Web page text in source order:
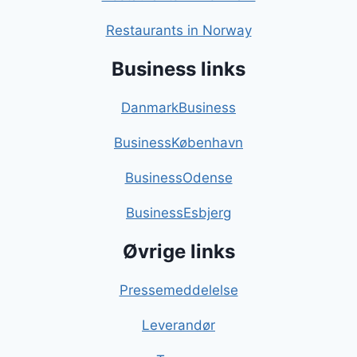
Restaurants in Norway
Business links
DanmarkBusiness
BusinessKøbenhavn
BusinessOdense
BusinessEsbjerg
Øvrige links
Pressemeddelelse
Leverandør